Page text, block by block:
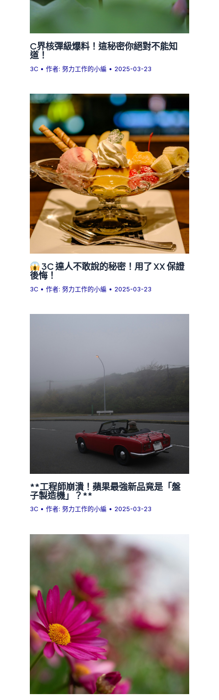
C界核彈級爆料！這秘密你絕對不能知
道！
3C • 作者:努力工作的小編 • 2025-03-23
3C 達人不敢說的秘密！用了 XX 保證
後悔！
3C • 作者:努力工作的小編 • 2025-03-23
**工程師崩潰！蘋果最強新品竟是「盤
子製造機」？**
3C • 作者:努力工作的小編 • 2025-03-23